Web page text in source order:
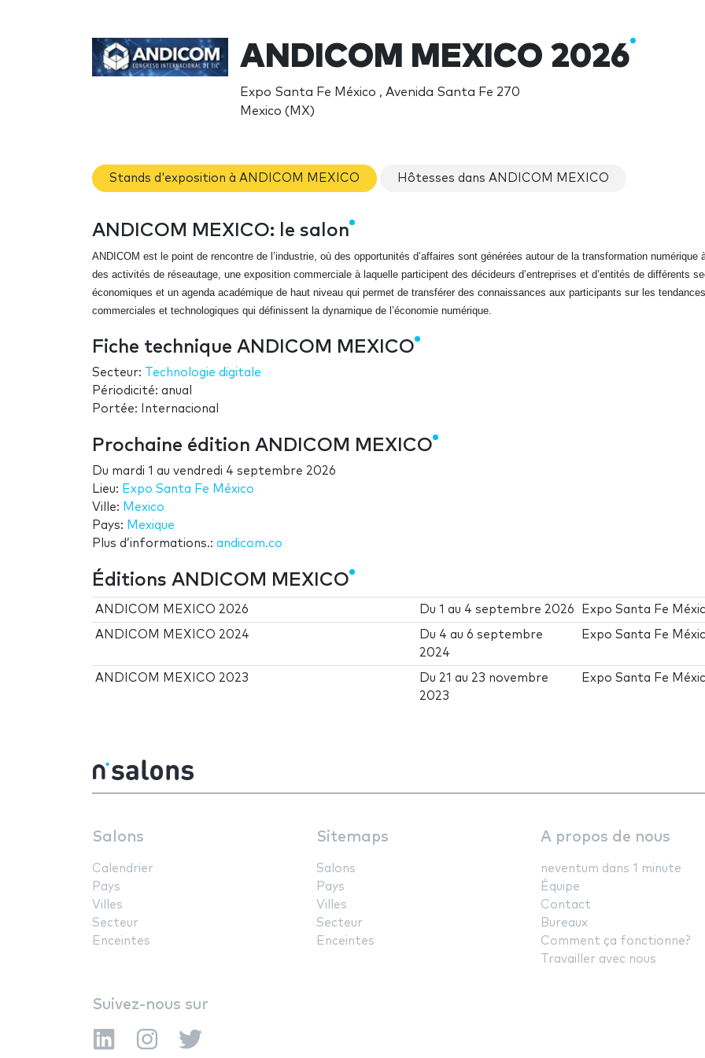
ANDICOM MEXICO 2026
Expo Santa Fe México , Avenida Santa Fe 270
Mexico (MX)
Stands d'exposition à ANDICOM MEXICO Hôtesses dans ANDICOM MEXICO
ANDICOM MEXICO: le salon
ANDICOM est le point de rencontre de l’industrie, où des opportunités d’affaires sont générées autour de la transformation numérique
des activités de réseautage, une exposition commerciale à laquelle participent des décideurs d’entreprises et d’entités de différents
économiques et un agenda académique de haut niveau qui permet de transférer des connaissances aux participants sur les tendances
commerciales et technologiques qui définissent la dynamique de l’économie numérique.
Fiche technique ANDICOM MEXICO
Secteur:
Technologie digitale
Périodicité: anual
Portée: Internacional
Prochaine édition ANDICOM MEXICO
Du mardi 1 au vendredi 4 septembre 2026
Lieu: Expo Santa Fe México
Ville: Mexico
Pays: Mexique
Plus d’informations.: andicom.co
Éditions ANDICOM MEXICO
ANDICOM MEXICO 2026 Du1 au 4 septembre 2026 Expo Santa Fe
ANDICOM MEXICO 2024 Du 4 au6 septembre
2024
Expo Santa Fe
ANDICOM MEXICO 2023 Du 21 au 23 novembre
2023
Expo Santa Fe
Salons
Calendrier
Pays
Villes
Secteur
Enceintes
Sitemaps
Salons
Pays
Villes
Secteur
Enceintes
A propos de nous
neventum dans 1 minute
Équipe
Contact
Bureaux
Comment ça fonctionne?
Travailler avec nous
Suivez-nous sur